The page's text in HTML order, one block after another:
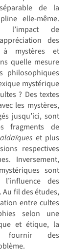
de la
elle-même.
de
des
mystères et
quelle mesure
philosophiques
mystérique
? Des textes
les mystères,
jusqu’ici, sont
fragments de
et plus
respectives
Inversement,
sont
des
fil des études,
entre cultes
selon une
et étique, la
des